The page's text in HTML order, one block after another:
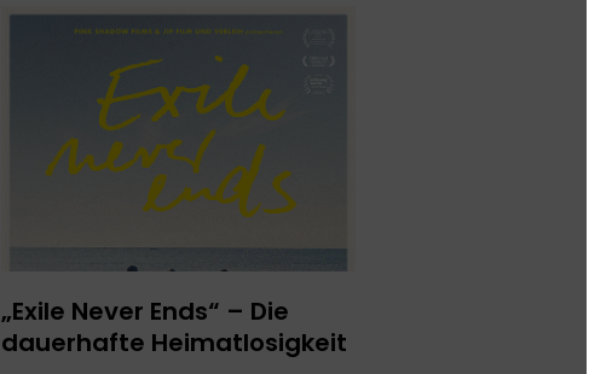
„Exile Never Ends“ – Die
dauerhafte Heimatlosigkeit